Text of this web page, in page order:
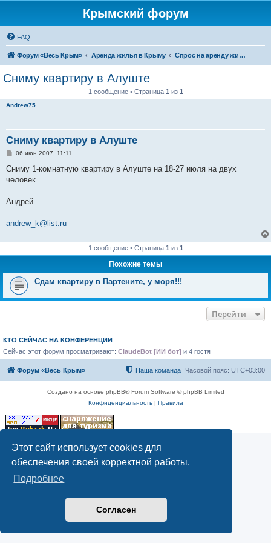
Этот сайт использует cookies для
обеспечения своей корректной работы.
Подробнее
Согласен
Крымский форум
FAQ
Форум «Весь Крым» Аренда жилья в Крыму Спрос на аренду жилья в Крыму
Сниму квартиру в Алуште
1 сообщение • Страница 1 из 1
Andrew75
Сниму квартиру в Алуште
С
о
щ
и
06 июн 2007, 11:11
Сниму 1-комнатную квартиру в Алуште на 18-27 июля на двух
человек.
Андрей
andrew_k@list.ru
1 сообщение • Страница 1 из 1
Похожие темы
Сдам квартиру в Партените, у моря!!!
Перейти
КТО СЕЙЧАС НА КОНФЕРЕНЦИИ
Сейчас этот форум просматривают: ClaudeBot [ИИ бот] и 4 гостя
Форум «Весь Крым» Часовой пояс: UTC+03:00
Наша команда
Создано на основе phpBB® Forum Software © phpBB Limited
Конфиденциальность| Правила